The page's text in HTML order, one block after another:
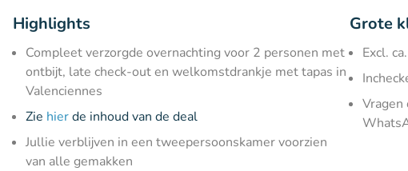
Highlights
Compleet verzorgde overnachting voor 2 personen met
ontbijt, late check-out en welkomstdrankje met tapas in
Valenciennes
Zie hierde inhoud van de deal
Jullie verblijven in een tweepersoonskamer voorzien
van alle gemakken
Grote
Excl.